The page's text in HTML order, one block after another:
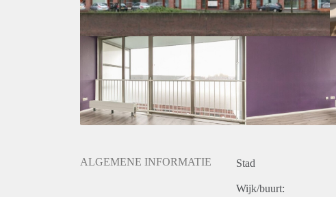
ALGEMENE INFORMATIE Stad
Wijk/buurt: